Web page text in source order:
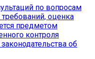
по вопросам
оценка
предметом
контроля
об